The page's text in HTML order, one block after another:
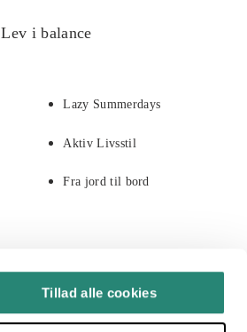
Tillad alle cookies
Lev i balance
Lazy Summerdays
Aktiv Livsstil
Fra jord til bord